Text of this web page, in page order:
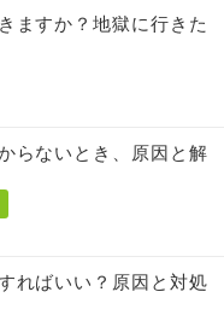
ますか？地獄に行きた
らないとき、原因と解
ればいい？原因と対処